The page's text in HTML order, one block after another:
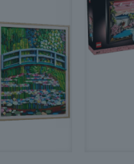
în casa ta sau în
alege un set care îți dă
diferite opțiuni privind
ceva complet unic
seturi sunt cadouri
speciale pentru copii